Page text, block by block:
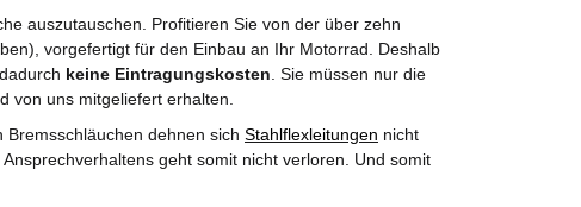
auszutauschen. Profitieren Sie von der über zehn
vorgefertigt für den Einbau an Ihr Motorrad. Deshalb
keine Eintragungskosten . Sie müssen nur die
von uns mitgeliefert erhalten.
dehnen sich Stahlflexleitungen nicht
geht somit nicht verloren. Und somit